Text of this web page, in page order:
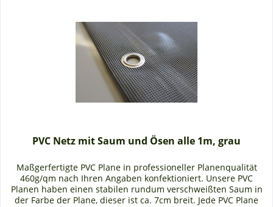
PVC Netz mit Saum und Ösen alle 1m, grau
Maßgerfertigte PVC Plane in professioneller Planenqualität
460g/qm nach Ihren Angaben konfektioniert. Unsere PVC
Planen haben einen stabilen rundum verschweißten Saum in
der Farbe der Plane, dieser ist ca. 7cm breit. Jede PVC Plane